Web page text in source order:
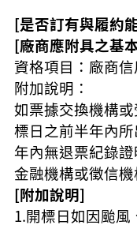
[是否訂有與履約
[廠商應附具之基
資格項目：廠商
附加說明：
如票據交換機構
標日之前半年內
年內無退票紀錄
金融機構或徵信
[附加說明]
1.開標日如因颱